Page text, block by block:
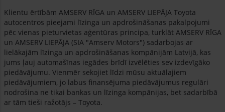
Klientu ērtībām AMSERV RĪGA un AMSERV LIEPĀJA Toyota
autocentros pieejami līzinga un apdrošināšanas pakalpojumi
pēc vienas pieturvietas aģentūras principa, turklāt AMSERV RĪGA
un AMSERV LIEPĀJA (SIA "Amserv Motors") sadarbojas ar
lielākajām līzinga un apdrošināšanas kompānijām Latvijā, kas
jums ļauj automašīnas iegādes brīdī izvēlēties sev izdevīgāko
piedāvājumu. Vienmēr sekojiet līdzi mūsu aktuālajiem
piedāvājumiem, jo labus finansējuma piedāvājumus regulāri
nodrošina ne tikai bankas un līzinga kompānijas, bet sadarbībā
ar tām tieši ražotājs – Toyota.